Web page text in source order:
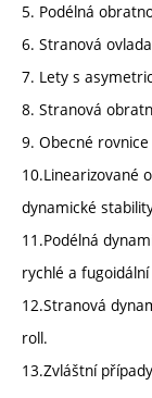
5. Podélná
6. Stranová
7. Lety s
8. Stranová
9. Obecné
10.Linearizované
dynamické
11.Podélná
rychlé a
12.Stranová
roll.
13.Zvláštní